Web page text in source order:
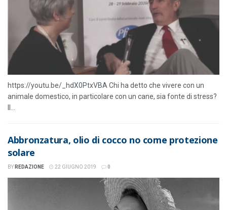
https://youtu.be/_hdX0PtxVBA Chi ha detto che vivere con un
animale domestico, in particolare con un cane, sia fonte di stress?
Abbronzatura, olio di cocco no come protezione
solare
BY REDAZIONE 22 GIUGNO 2019 0